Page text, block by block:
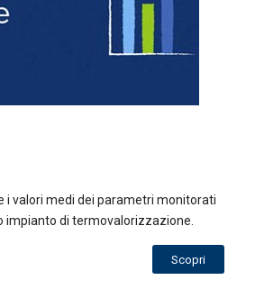
i valori medi dei parametri monitorati
impianto di termovalorizzazione.
Scopri